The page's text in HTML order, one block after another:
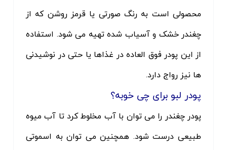
محصولی است به رنگ صورتی یا قرمز روشن که از
چغندر خشک و آسیاب شده تهیه می شود. استفاده
از این پودر فوق العاده در غذاها یا حتی در نوشیدنی
ها نیز رواج دارد.
پودر لبو برای چی خوبه؟
پودر چغندر را می توان با آب مخلوط کرد تا آب میوه
طبیعی درست شود. همچنین می توان به اسموتی